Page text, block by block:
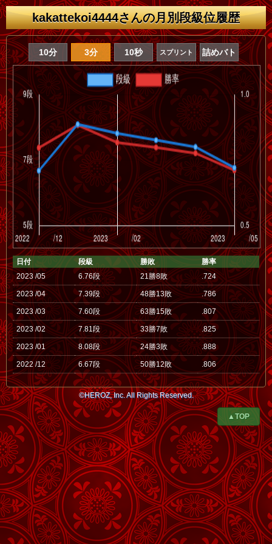
kakattekoi4444さんの月別段級位履歴
10分 3分 10秒 スプリント 詰めバト
日付 段級 勝敗
勝率
2023 /05
6.76段 21勝8敗 .724
2023 /04 7.39段 48勝13敗 .786
2023 /03 7.60段 63勝15敗 .807
2023 /02 7.81段 33勝7敗 .825
2023 /01 8.08段 24勝3敗 .888
2022 /12 6.67段 50勝12敗 .806
©HEROZ, Inc. All Rights Reserved.
▲TOP